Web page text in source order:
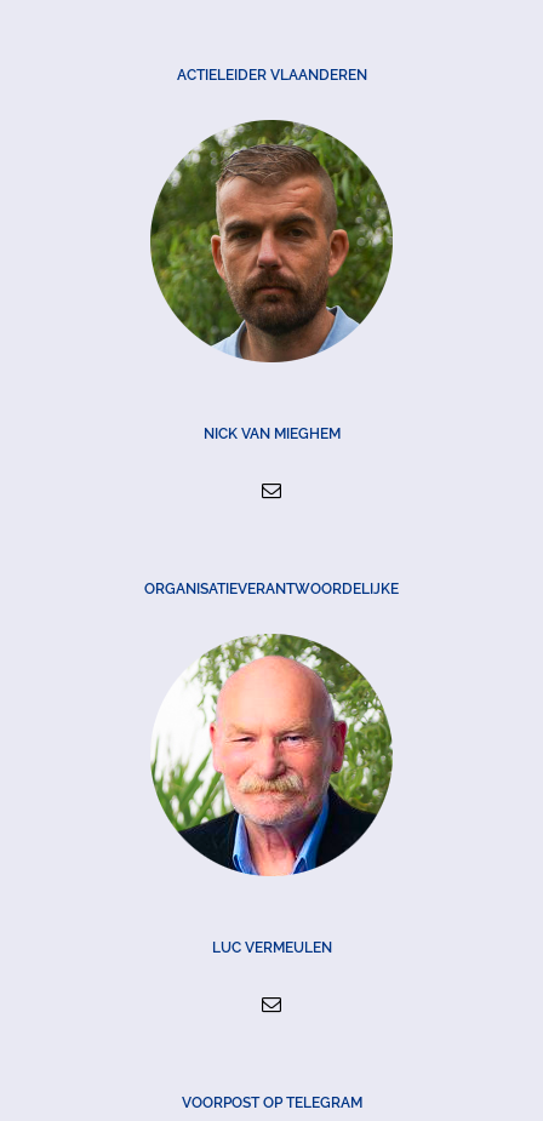
ACTIELEIDER VLAANDEREN
NICK VAN MIEGHEM
ORGANISATIEVERANTWOORDELIJKE
LUC VERMEULEN
VOORPOST OP TELEGRAM